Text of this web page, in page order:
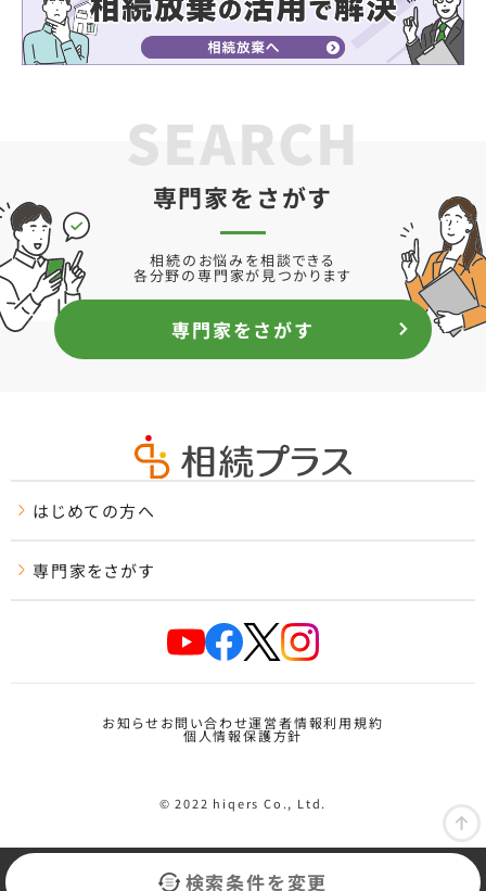
SEARCH
専門家をさがす
相続のお悩みを相談できる
各分野の専門家が見つかります
専門家をさがす
はじめての方へ
専門家をさがす
お知らせ お問い合わせ運営者情報利用規約
個人情報保護方針
© 2022 hiqers Co., Ltd.
検索条件を変更